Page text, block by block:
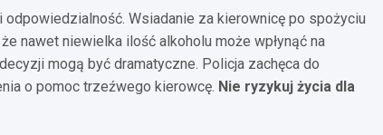
Wsiadanie za kierownicę po spożyciu
nawet niewielka ilość alkoholu może wpłynąć na
mogą być dramatyczne. Policja zachęca do
o pomoc trzeźwego kierowcę. Nie ryzykuj życia dla